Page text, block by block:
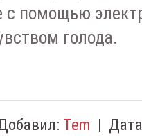
с помощью
голода.
Tem |